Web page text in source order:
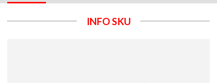
INFO SKU